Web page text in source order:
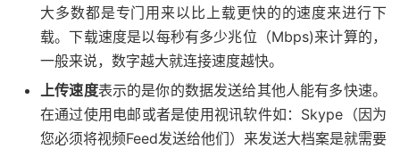
大多数都是专门用来以比上载更快的的速度来进行下
载。下载速度是以每秒有多少兆位（Mbps)来计算的，
一般来说，数字越大就连接速度越快。
上传速度表示的是你的数据发送给其他人能有多快速。
在通过使用电邮或者是使用视讯软件如：Skype（因为
您必须将视频Feed发送给他们）来发送大档案是就需要